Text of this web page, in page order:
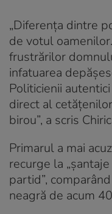
„Diferenţa dintre
de votul
frustrărilor
infatuarea
Politicienii
direct al
birou”, a scris
Primarul a mai
recurge la
partid”,
neagră de acum